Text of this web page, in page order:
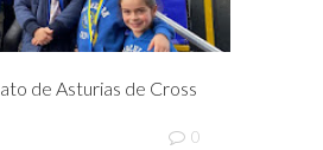
de Asturias de Cross
0